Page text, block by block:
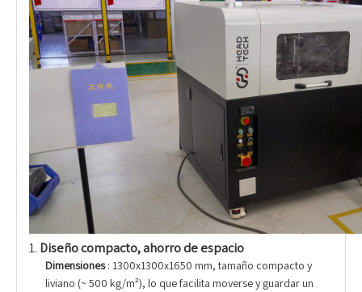
1. Diseño compacto, ahorro de espacio
Dimensiones: 1300x1300x1650 mm, tamaño compacto y
liviano (~ 500 kg/m²), lo que facilita moverse y guardar un